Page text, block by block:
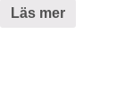
Läs mer